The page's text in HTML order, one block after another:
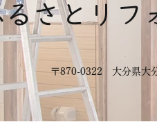
るさとリフ
〒870-0322 大分県大